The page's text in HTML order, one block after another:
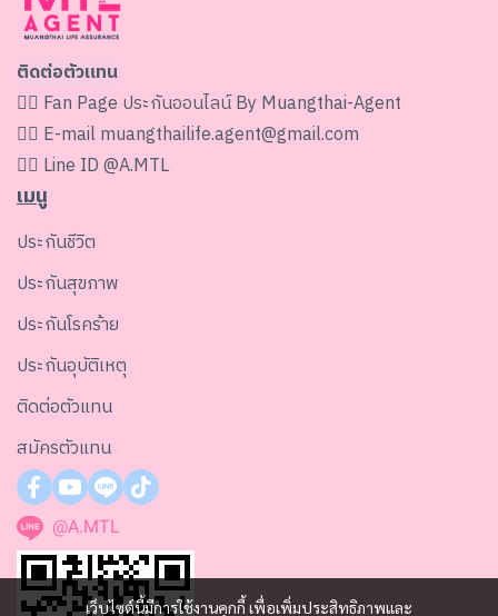
เว็บไซต์นี้มีการใช้งานคุกกี้ เพื่อเพิ่มประสิทธิภาพและ
ติดต่อตัวแทน
👉🏻 Fan Page ประกันออนไลน์ By Muangthai-Agent
👉🏻 E-mailmuangthailife.agent@gmail.com
👉🏻 Line ID@A.MTL
เมนู
ประกันชีวิต
ประกันสุขภาพ
ประกันโรคร้าย
ประกันอุบัติเหตุ
ติดต่อตัวแทน
สมัครตัวแทน
@A.MTL